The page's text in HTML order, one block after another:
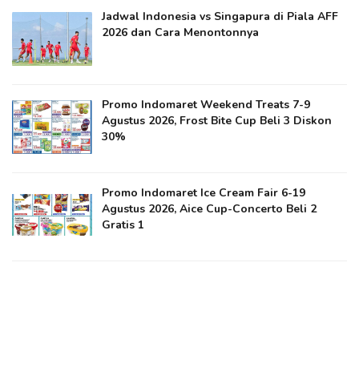
Jadwal Indonesia vs Singapura di Piala AFF
2026 dan Cara Menontonnya
Promo Indomaret Weekend Treats 7-9
Agustus 2026, Frost Bite Cup Beli 3 Diskon
30%
Promo Indomaret Ice Cream Fair 6-19
Agustus 2026, Aice Cup-Concerto Beli 2
Gratis 1